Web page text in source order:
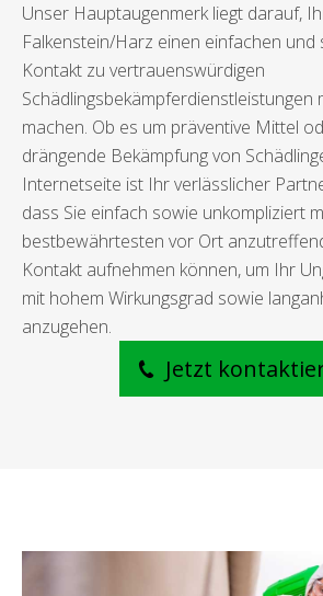
Unser Hauptaugenmerk liegt darauf,
Falkenstein/Harz einen einfachen und
Kontakt zu vertrauenswürdigen
Schädlingsbekämpferdienstleistungen
machen. Ob es um präventive Mittel
drängende Bekämpfung von
Internetseite ist Ihr verlässlicher
dass Sie einfach sowie unkompliziert
bestbewährtesten vor Ort
Kontakt aufnehmen können, um Ihr
mit hohem Wirkungsgrad sowie
anzugehen.
Jetzt